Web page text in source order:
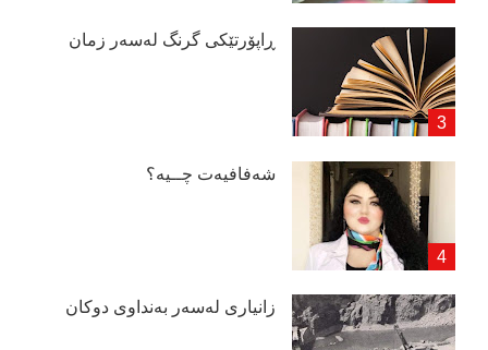
ڕاپۆرتێكی گرنگ لەسەر زمان
شەفافیەت چــیە؟
زانیاری لەسەر بەنداوی دوكان